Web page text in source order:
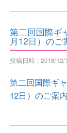
第二回国際ギ
月12日）のご
投稿日時 : 2018/12/
第二回国際ギ
12日）のご案内